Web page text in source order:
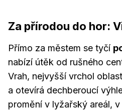
Za přírodou do hor:
Přímo za městem se tyčí
nabízí útěk od rušného
Vrah, nejvyšší vrchol
a otevírá dechberoucí
promění v lyžařský areál,